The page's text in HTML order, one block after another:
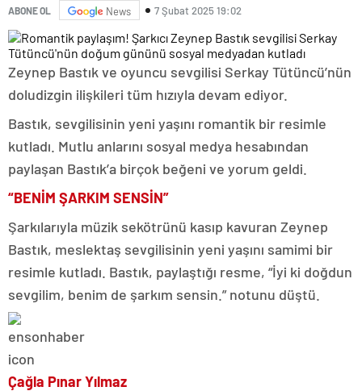
ABONE OL News 7 Şubat 2025 19:02
Zeynep Bastık ve oyuncu sevgilisi Serkay Tütüncü’nün
doludizgin ilişkileri tüm hızıyla devam ediyor.
Bastık, sevgilisinin yeni yaşını romantik bir resimle
kutladı. Mutlu anlarını sosyal medya hesabından
paylaşan Bastık’a birçok beğeni ve yorum geldi.
“BENİM ŞARKIM SENSİN”
Şarkılarıyla müzik sekötrünü kasıp kavuran Zeynep
Bastık, meslektaş sevgilisinin yeni yaşını samimi bir
resimle kutladı. Bastık, paylaştığı resme, “İyi ki doğdun
sevgilim, benim de şarkım sensin.” notunu düştü.
Çağla Pınar Yılmaz